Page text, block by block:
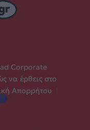
Corporate
να έρθεις στο
Απορρήτου